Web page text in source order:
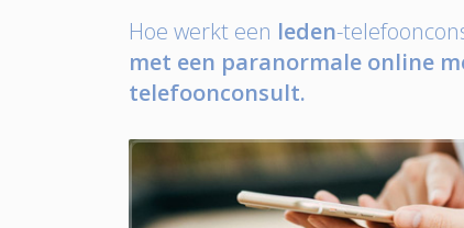
Hoe werkt een leden-
met een paranormale online
telefoonconsult.